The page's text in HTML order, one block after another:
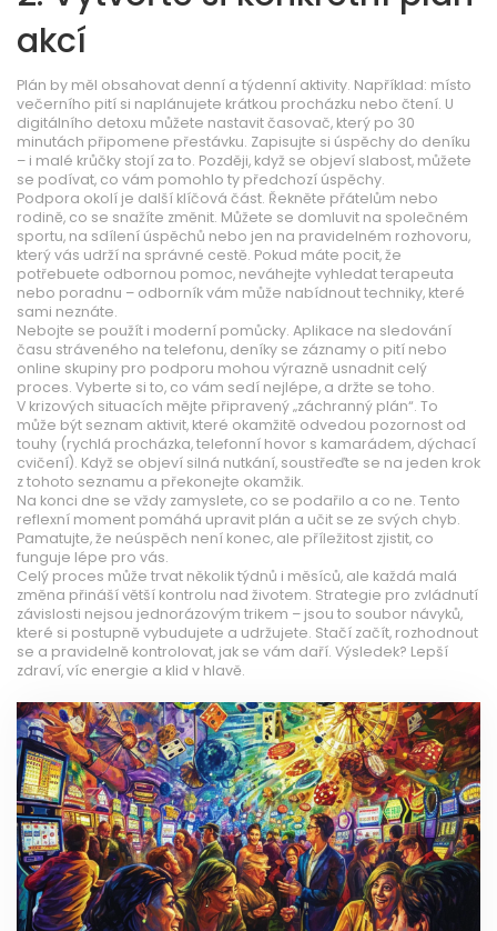
akcí
Plán by měl obsahovat denní a týdenní aktivity. Například: místo
večerního pití si naplánujete krátkou procházku nebo čtení. U
digitálního detoxu můžete nastavit časovač, který po 30
minutách připomene přestávku. Zapisujte si úspěchy do deníku
– i malé krůčky stojí za to. Později, když se objeví slabost, můžete
se podívat, co vám pomohlo ty předchozí úspěchy.
Podpora okolí je další klíčová část. Řekněte přátelům nebo
rodině, co se snažíte změnit. Můžete se domluvit na společném
sportu, na sdílení úspěchů nebo jen na pravidelném rozhovoru,
který vás udrží na správné cestě. Pokud máte pocit, že
potřebuete odbornou pomoc, neváhejte vyhledat terapeuta
nebo poradnu – odborník vám může nabídnout techniky, které
sami neznáte.
Nebojte se použít i moderní pomůcky. Aplikace na sledování
času stráveného na telefonu, deníky se záznamy o pití nebo
online skupiny pro podporu mohou výrazně usnadnit celý
proces. Vyberte si to, co vám sedí nejlépe, a držte se toho.
V krizových situacích mějte připravený „záchranný plán“. To
může být seznam aktivit, které okamžitě odvedou pozornost od
touhy (rychlá procházka, telefonní hovor s kamarádem, dýchací
cvičení). Když se objeví silná nutkání, soustřeďte se na jeden krok
z tohoto seznamu a překonejte okamžik.
Na konci dne se vždy zamyslete, co se podařilo a co ne. Tento
reflexní moment pomáhá upravit plán a učit se ze svých chyb.
Pamatujte, že neúspěch není konec, ale příležitost zjistit, co
funguje lépe pro vás.
Celý proces může trvat několik týdnů i měsíců, ale každá malá
změna přináší větší kontrolu nad životem. Strategie pro zvládnutí
závislosti nejsou jednorázovým trikem – jsou to soubor návyků,
které si postupně vybudujete a udržujete. Stačí začít, rozhodnout
se a pravidelně kontrolovat, jak se vám daří. Výsledek? Lepší
zdraví, víc energie a klid v hlavě.